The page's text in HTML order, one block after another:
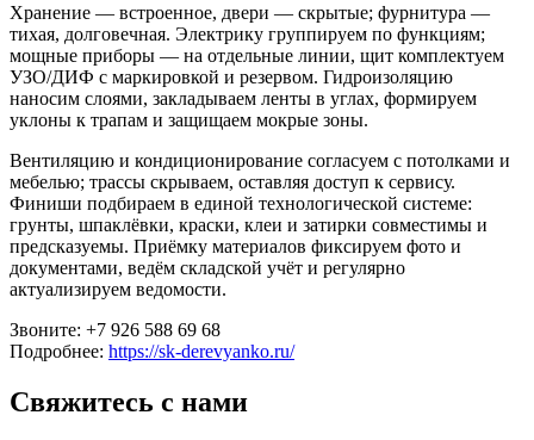
Хранение — встроенное, двери — скрытые; фурнитура —
тихая, долговечная. Электрику группируем по функциям;
мощные приборы — на отдельные линии, щит комплектуем
УЗО/ДИФ с маркировкой и резервом. Гидроизоляцию
наносим слоями, закладываем ленты в углах, формируем
уклоны к трапам и защищаем мокрые зоны.
Вентиляцию и кондиционирование согласуем с потолками и
мебелью; трассы скрываем, оставляя доступ к сервису.
Финиши подбираем в единой технологической системе:
грунты, шпаклёвки, краски, клеи и затирки совместимы и
предсказуемы. Приёмку материалов фиксируем фото и
документами, ведём складской учёт и регулярно
актуализируем ведомости.
Звоните: +7 926 588 69 68
Подробнее: https://sk-derevyanko.ru/
Свяжитесь с нами